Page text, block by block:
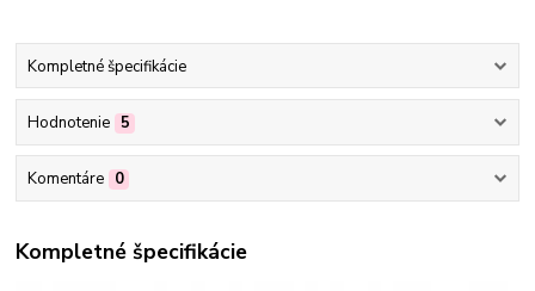
Kompletné špecifikácie
Hodnotenie 5
Komentáre 0
Kompletné špecifikácie